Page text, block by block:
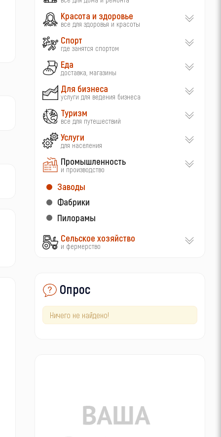
Красота и здоровье
все для здоровья и красоты
Спорт
где занятся спортом
Еда
доставка, магазины
Для бизнеса
услуги для ведения бизнеса
Туризм
все для путешествий
Услуги
для населения
Промышленность
и производство
Заводы
Фабрики
Пилорамы
Сельское хозяйство
и фермерство
Опрос
Ничего не найдено!